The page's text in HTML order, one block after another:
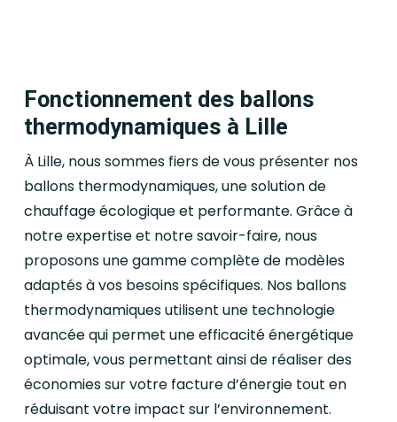
Fonctionnement des ballons
thermodynamiques à Lille
À Lille, nous sommes fiers de vous présenter nos
ballons thermodynamiques, une solution de
chauffage écologique et performante. Grâce à
notre expertise et notre savoir-faire, nous
proposons une gamme complète de modèles
adaptés à vos besoins spécifiques. Nos ballons
thermodynamiques utilisent une technologie
avancée qui permet une efficacité énergétique
optimale, vous permettant ainsi de réaliser des
économies sur votre facture d’énergie tout en
réduisant votre impact sur l’environnement.